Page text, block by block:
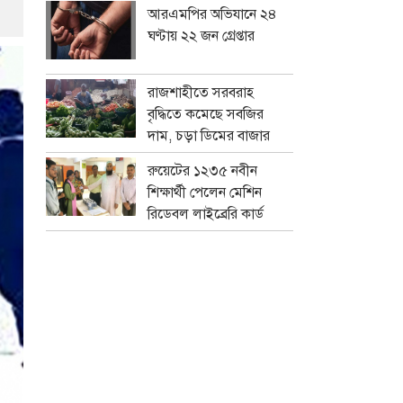
আরএমপির অভিযানে ২৪
ঘণ্টায় ২২ জন গ্রেপ্তার
রাজশাহীতে সরবরাহ
বৃদ্ধিতে কমেছে সবজির
দাম, চড়া ডিমের বাজার
রুয়েটের ১২৩৫ নবীন
শিক্ষার্থী পেলেন মেশিন
রিডেবল লাইব্রেরি কার্ড